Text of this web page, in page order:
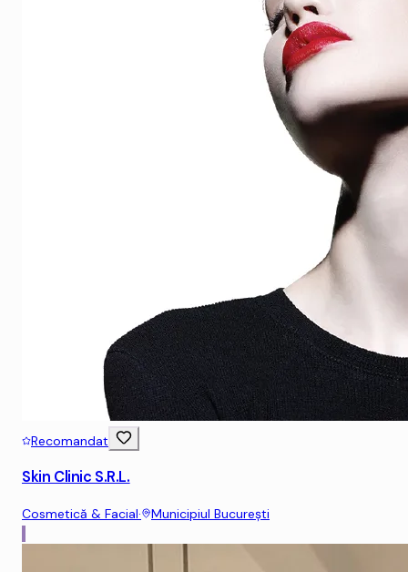
Recomandat
Skin Clinic S.R.L.
Cosmetică & Facial· Municipiul Bucureşti